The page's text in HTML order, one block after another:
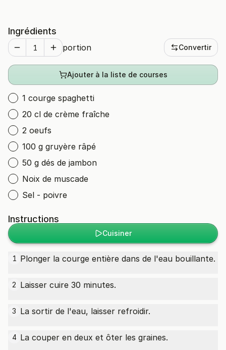
Ingrédients
portion Convertir
Ajouter à la liste de courses
1 courge spaghetti
20 cl de crème fraîche
2 oeufs
100 g gruyère râpé
50 g dés de jambon
Noix de muscade
Sel - poivre
Instructions
Cuisiner
1 Plonger la courge entière dans de l'eau bouillante.
2 Laisser cuire 30 minutes.
3 La sortir de l'eau, laisser refroidir.
4 La couper en deux et ôter les graines.